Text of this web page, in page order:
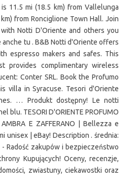
11.5 mi (18.5 km) from Vallelunga
from Ronciglione Town Hall. Join
Notti D'Oriente and others you
anche tu . B&B Notti d'Oriente offers
espresso makers and safes. This
provides complimentary wireless
Conter SRL. Book the Profumo
villa in Syracuse. Tesori d'Oriente
… Produkt dostępny! Le notti
blu. TESORI D'ORIENTE PROFUMO
E ZAFFERANO | Bellezza e
unisex | eBay! Description . średnia:
Radość zakupów i bezpieczeństwo
Kupujących! Oceny, recenzje,
zwiastuny, ciekawostki oraz